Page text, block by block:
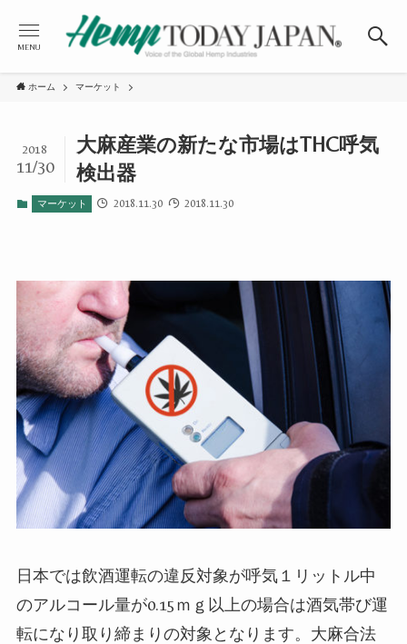
MENU
ホーム マーケット
大麻産業の新たな市場はTHC呼気
検出器
2018
11/30
マーケット 2018.11.30 2018.11.30
日本では飲酒運転の違反対象が呼気１リットル中
のアルコール量が0.15ｍｇ以上の場合は酒気帯び運
転になり取り締まりの対象となります。 大麻合法